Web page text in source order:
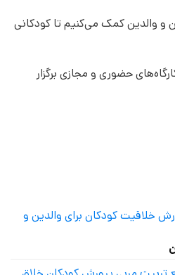
و والدین کمک می‌کنیم تا کودکانی
حضوری و مجازی برگزار
خلاقیت کودکان برای والدین و